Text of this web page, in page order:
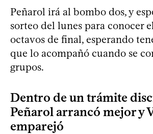
Peñarol irá al bombo dos, y
sorteo del lunes para conocer
octavos de final, esperando
que lo acompañó cuando se
grupos.
Dentro de un trámite
Peñarol arrancó mejor y
emparejó